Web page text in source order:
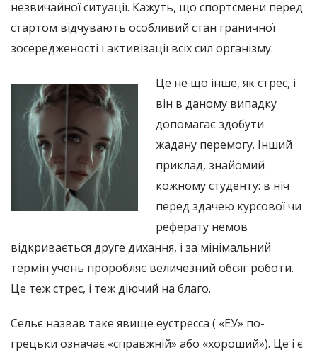
незвичайної ситуації. Кажуть, що спортсмени перед
стартом відчувають особливий стан граничної
зосередженості і активізації всіх сил організму.
Це не що інше, як стрес, і
він в даному випадку
допомагає здобути
жадану перемогу. Інший
приклад, знайомий
кожному студенту: в ніч
перед здачею курсової чи
реферату немов
відкривається друге дихання, і за мінімальний
термін учень проробляє величезний обсяг роботи.
Це теж стрес, і теж діючий на благо.
Сельє назвав таке явище еустресса ( «ЕУ» по-
грецьки означає «справжній» або «хороший»). Це і є